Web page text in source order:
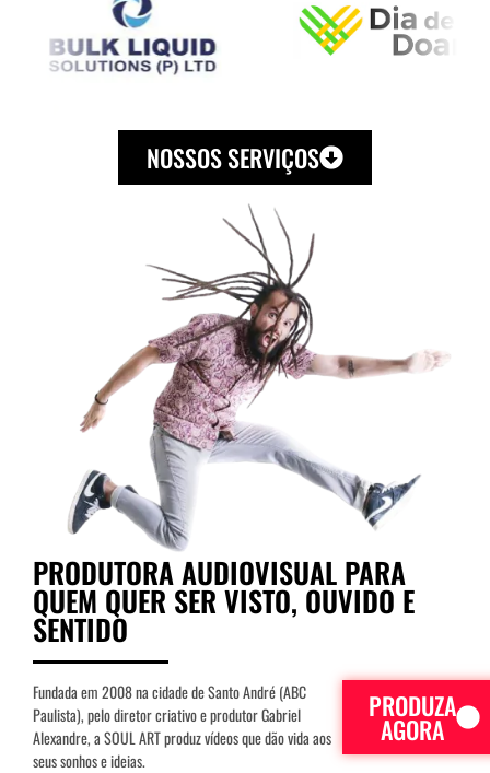
NOSSOS SERVIÇOS
PRODUTORA AUDIOVISUAL PARA
QUEM QUER SER VISTO, OUVIDO E
SENTIDO
Fundada em 2008 na cidade de Santo André (ABC
Paulista), pelo diretor criativo e produtor Gabriel
Alexandre, a SOUL ART produz vídeos que dão vida aos
seus sonhos e ideias.
PRODUZA
AGORA